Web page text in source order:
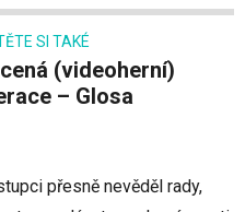
SI TAKÉ
– Glosa
přesně nevěděl rady,